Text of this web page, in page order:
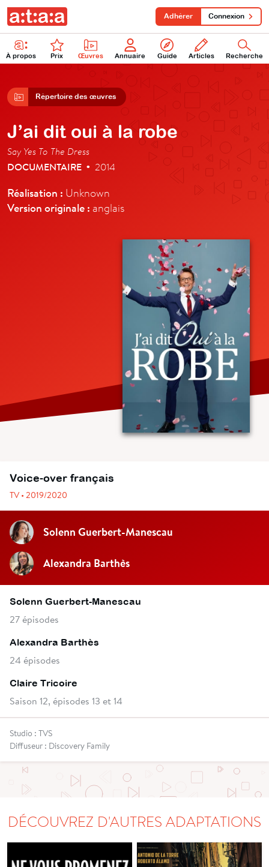
À propos Prix Œuvres Annuaire Guide Articles Recherche
Adhérer Connexion
Répertoire des œuvres
J’ai dit oui à la robe
Say Yes To The Dress
DOCUMENTAIRE • 2014
Réalisation : Unknown
Version originale : anglais
Voice-over français
TV • 2019/2020
Solenn Guerbert-Manescau
Alexandra Barthès
Solenn Guerbert-Manescau
27 épisodes
Alexandra Barthès
24 épisodes
Claire Tricoire
Saison 12, épisodes 13 et 14
Studio : TVS
Diffuseur : Discovery Family
DÉCOUVREZ D'AUTRES ADAPTATIONS